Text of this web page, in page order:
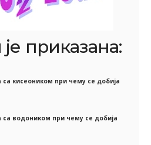
приказана:
са кисеоником при чему се добија
са водоником при чему се добија